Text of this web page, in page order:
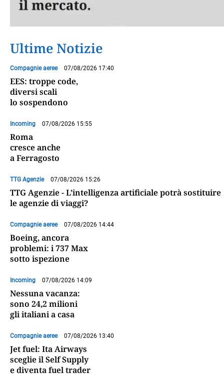
Ultime Notizie
Compagnie aeree 07/08/2026 17:40
EES: troppe code,
diversi scali
lo sospendono
Incoming 07/08/2026 15:55
Roma
cresce anche
a Ferragosto
TTG Agenzie 07/08/2026 15:26
TTG Agenzie - L’intelligenza artificiale potrà sostituire
le agenzie di viaggi?
Compagnie aeree 07/08/2026 14:44
Boeing, ancora
problemi: i 737 Max
sotto ispezione
Incoming 07/08/2026 14:09
Nessuna vacanza:
sono 24,2 milioni
gli italiani a casa
Compagnie aeree 07/08/2026 13:40
Jet fuel: Ita Airways
sceglie il Self Supply
e diventa fuel trader